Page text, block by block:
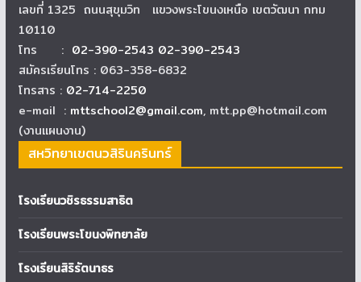
เลขที่ 1325 ถนนสุขุมวิท แขวงพระโขนงเหนือ เขตวัฒนา กทม
10110
โทร : 02-390-2543 02-390-2543
สมัครเรียนโทร : 063-358-6832
โทรสาร : 02-714-2250
e-mail : mttschool2@gmail.com, mtt.pp@hotmail.com
(งานแผนงาน)
สหวิทยาเขตนวสิรินครินทร์
โรงเรียนวชิรธรรมสาธิต
โรงเรียนพระโขนงพิทยาลัย
โรงเรียนสิริรัตนาธร